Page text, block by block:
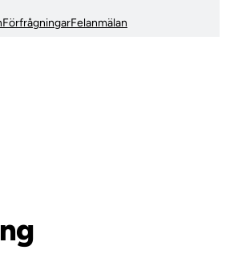
FörfrågningarFelanmälan